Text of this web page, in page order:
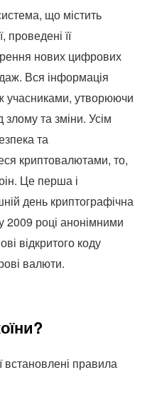
що містить
проведені її
нових цифрових
Вся інформація
учасниками, утворюючи
злому та зміни. Усім
та
криптовалютами, то,
Це перша і
день криптографічна
2009 році анонімними
відкритого коду
валюти.
правила